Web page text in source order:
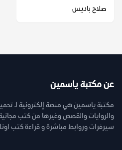
صلاح باديس
عن مكتبة ياسمين
مكتبة ياسمين هي منصة إلكترونية لـ
سيرفرات وروابط مباشرة و قراءة كتب